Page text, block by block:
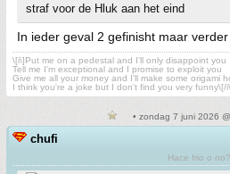
straf voor de Hluk aan het eind
In ieder geval 2 gefinisht maar
\[i\]Put me on a pedestal and I'll only disappoint you
Tell me I'm exceptional and I promise to exploit you
Give me all your money and I'll make some origami
I think you're a joke but I don't find you very funny\[/
• zondag 7 juni 2026
chufi
Hace frio o no?